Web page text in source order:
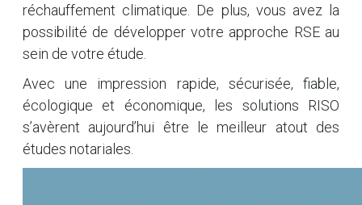
réchauffement climatique. De plus, vous avez la
possibilité de développer votre approche RSE au
sein de votre étude.
Avec une impression rapide, sécurisée, fiable,
écologique et économique, les solutions RISO
s’avèrent aujourd’hui être le meilleur atout des
études notariales.